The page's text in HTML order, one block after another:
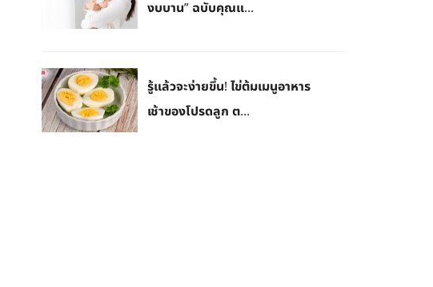
งบบาน” ฉบับคุณแ...
รู้แล้วจะง่ายขึ้น! ไข่ต้มเมนูอาหาร
เช้าของโปรดลูก ต...